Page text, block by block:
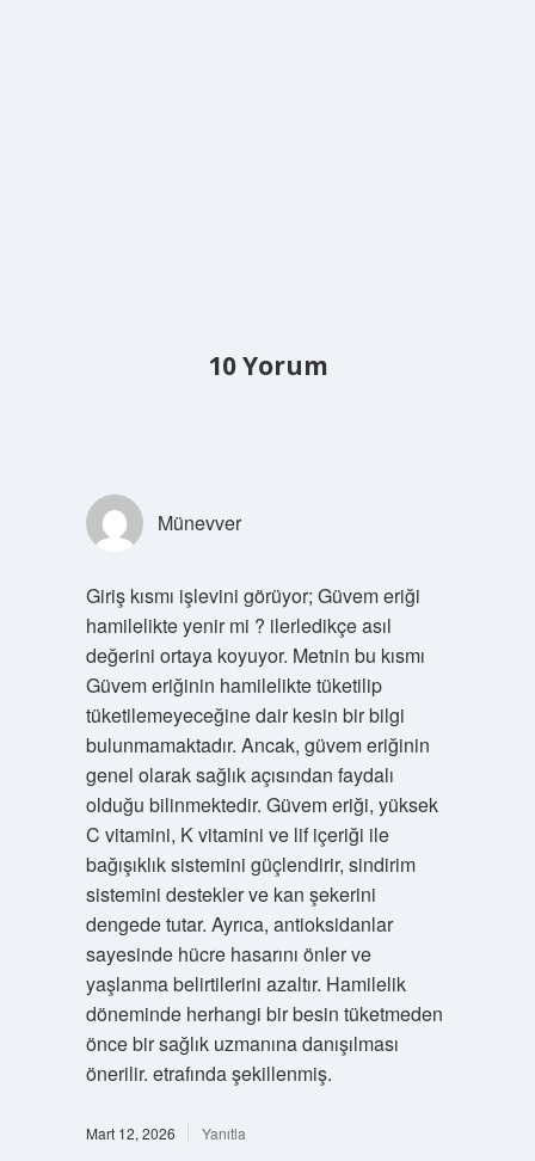
10 Yorum
Münevver
Giriş kısmı işlevini görüyor; Güvem eriği
hamilelikte yenir mi ? ilerledikçe asıl
değerini ortaya koyuyor. Metnin bu kısmı
Güvem eriğinin hamilelikte tüketilip
tüketilemeyeceğine dair kesin bir bilgi
bulunmamaktadır. Ancak, güvem eriğinin
genel olarak sağlık açısından faydalı
olduğu bilinmektedir. Güvem eriği, yüksek
C vitamini, K vitamini ve lif içeriği ile
bağışıklık sistemini güçlendirir, sindirim
sistemini destekler ve kan şekerini
dengede tutar. Ayrıca, antioksidanlar
sayesinde hücre hasarını önler ve
yaşlanma belirtilerini azaltır. Hamilelik
döneminde herhangi bir besin tüketmeden
önce bir sağlık uzmanına danışılması
önerilir. etrafında şekillenmiş.
Mart 12, 2026 Yanıtla